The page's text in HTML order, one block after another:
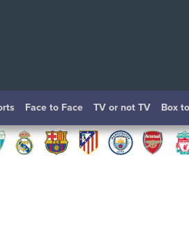
Face to Face TV or not TV Box